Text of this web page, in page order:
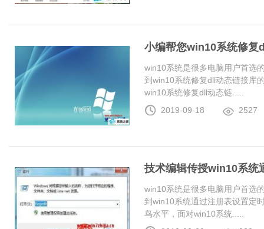
小编帮您win10系统修复
win10系统是很多电脑用户首选
到win10系统修复dll动态链接库
win10系统修复dll动态链.....
2019-09-18
2527
技术编辑传授win10系统
win10系统是很多电脑用户首选
到win10系统通过注册表设置定
鸟水平，面对win10系统.....